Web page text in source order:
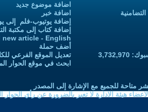
اضافة موضوع جديد
اضافة خبر
إضافة يوتيوب-فلم إلى
إضافة كتاب إلى مكتبة
new article - English
أضف حملة
تعديل الموقع الفرعي
ابحث في موقع الحوار
متاحة للجميع مع الإشارة إلى المصدر
هيئة الادارة لا تعبر بالضرورة عن رأي الحوار